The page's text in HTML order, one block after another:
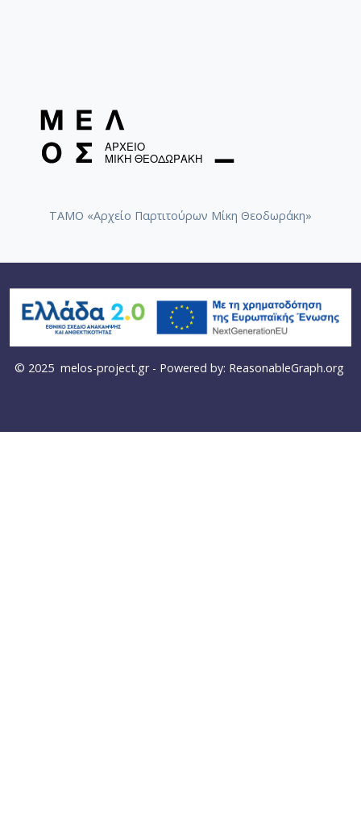
ΤΑΜΟ «Αρχείο Παρτιτούρων Μίκη Θεοδωράκη»
© 2025 melos-project.gr- Powered by: ReasonableGraph.org